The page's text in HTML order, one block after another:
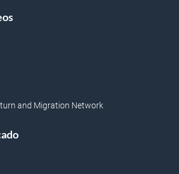
and Migration Network